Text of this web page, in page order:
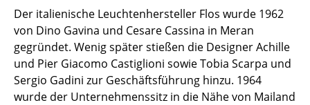
Bücherregale
Wandregale
Sideboards & Kommoden
TV Möbel
Der italienische Leuchtenhersteller Flos wurde 1962
von Dino Gavina und Cesare Cassina in Meran
gegründet. Wenig später stießen die Designer Achille
und Pier Giacomo Castiglioni sowie Tobia Scarpa und
Sergio Gadini zur Geschäftsführung hinzu. 1964
wurde der Unternehmenssitz in die Nähe von Mailand